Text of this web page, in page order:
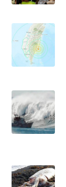
KUNINGAN
WN
MAJALENGKA
WN
WN
SUKABUMI
WN
PRIANGAN